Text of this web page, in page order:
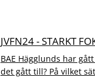
JVFN24 - STARKT
BAE Hägglunds har
det gått till? På vilket